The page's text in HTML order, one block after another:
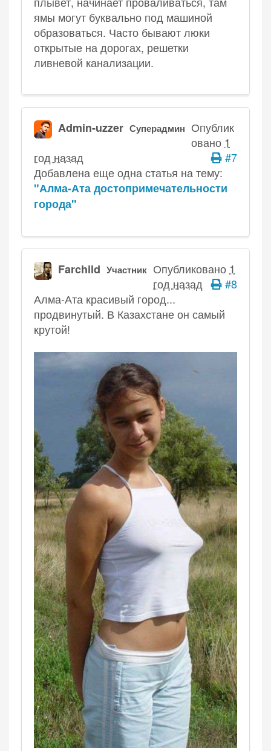
ямы могут буквально под машиной
образоваться. Часто бывают люки
открытые на дорогах, решетки
ливневой канализации.
Admin-uzzer Суперадмин Опублик
овано 1
год назад
#7
Добавлена еще одна статья на тему:
"Алма-Ата достопримечательности
города"
Farchild Участник Опубликовано 1
год назад
#8
Алма-Ата красивый город...
продвинутый. В Казахстане он самый
крутой!